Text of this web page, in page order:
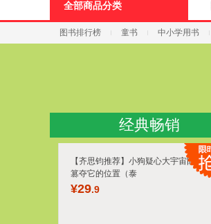
全部商品分类
图书排行榜 童书 中小学用书
经典畅销
【齐思钧推荐】小狗疑心大宇宙阴谋
篡夺它的位置（泰
¥29.9
页
按